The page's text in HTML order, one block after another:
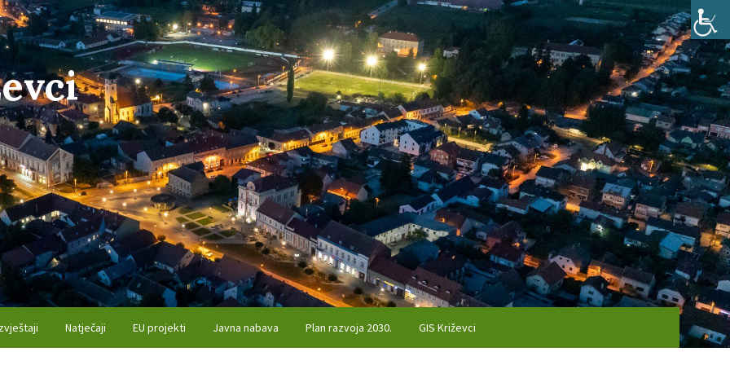
Natječaji EU projekti Javna nabava Plan razvoja 2030. GIS Križevci